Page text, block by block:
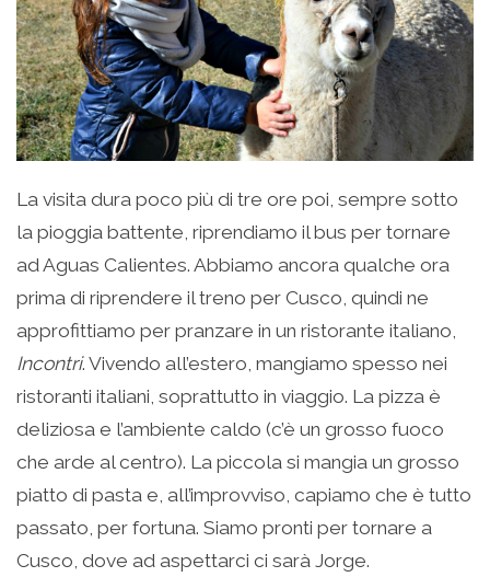
La visita dura poco più di tre ore poi, sempre sotto
la pioggia battente, riprendiamo il bus per tornare
ad Aguas Calientes. Abbiamo ancora qualche ora
prima di riprendere il treno per Cusco, quindi ne
approfittiamo per pranzare in un ristorante italiano,
Incontri. Vivendo all’estero, mangiamo spesso nei
ristoranti italiani, soprattutto in viaggio. La pizza è
deliziosa e l’ambiente caldo (c’è un grosso fuoco
che arde al centro). La piccola si mangia un grosso
piatto di pasta e, all’improvviso, capiamo che è tutto
passato, per fortuna. Siamo pronti per tornare a
Cusco, dove ad aspettarci ci sarà Jorge.